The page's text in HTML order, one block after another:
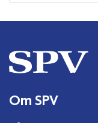
Om SPV